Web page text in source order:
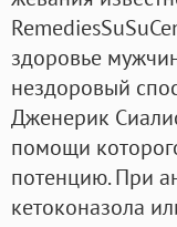
здоровье
нездоровый
Дженерик
помощи
потенцию. При
кетоконазола